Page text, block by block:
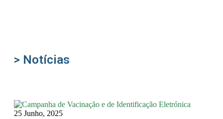
> Notícias
25 Junho, 2025